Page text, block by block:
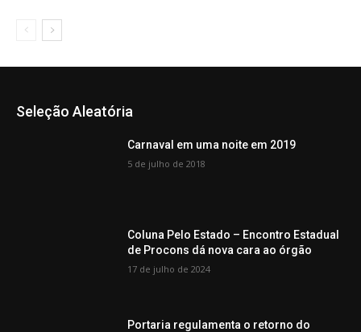
Seleção Aleatória
Carnaval em uma noite em 2019
5 de julho de 2018
Coluna Pelo Estado – Encontro Estadual
de Procons dá nova cara ao órgão
17 de julho de 2024
Portaria regulamenta o retorno do